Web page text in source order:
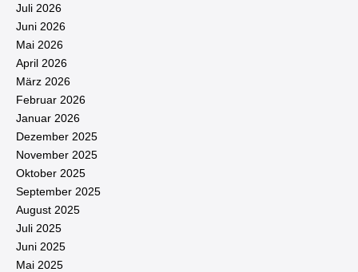
Juli 2026
Juni 2026
Mai 2026
April 2026
März 2026
Februar 2026
Januar 2026
Dezember 2025
November 2025
Oktober 2025
September 2025
August 2025
Juli 2025
Juni 2025
Mai 2025